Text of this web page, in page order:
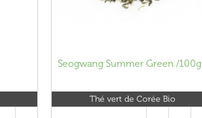
Seogwang Summer Green /100g
Thé vert de Corée Bio